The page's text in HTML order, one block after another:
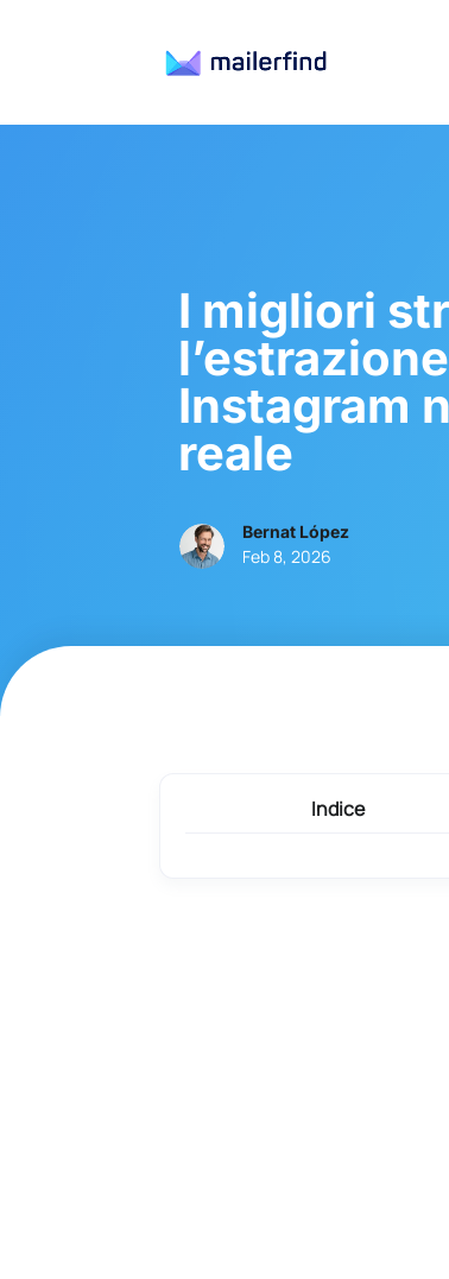
I migliori
Instagram
reale
Bernat López
Feb 8, 2026
Indice